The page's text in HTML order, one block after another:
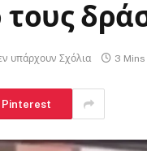
υπάρχουν Σχόλια 3 Mins
Pinterest